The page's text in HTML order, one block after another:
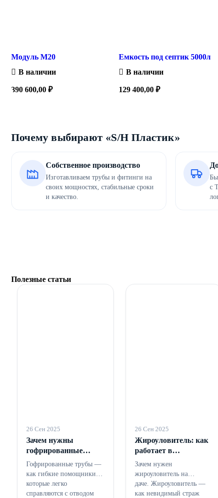
Модуль М20
В наличии
390 600,00 ₽
Емкость под септик 5000л
В наличии
129 400,00₽
Почему выбирают «S/H Пластик»
Собственное производство
Изготавливаем трубы и фитинги на
своих мощностях, стабильные сроки
и качество.
с
Полезные статьи
26 Сен 2025
Зачем нужны
гофрированные
трубы для
канализации
Гофрированные трубы —
как гибкие помощники,
которые легко
справляются с отводом
26 Сен 2025
Жироуловитель: как
работает в
канализации
Зачем нужен
жироуловитель на
даче. Жироуловитель —
как невидимый страж